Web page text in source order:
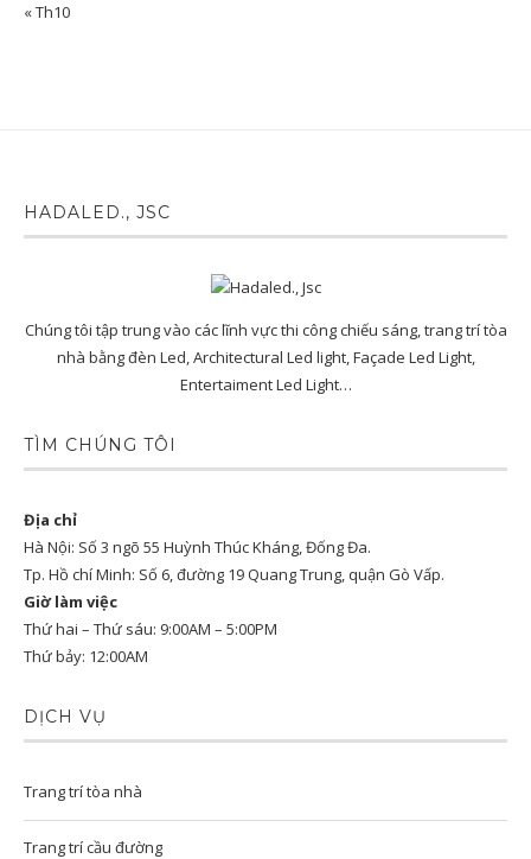
« Th10
HADALED., JSC
Chúng tôi tập trung vào các lĩnh vực thi công chiếu sáng, trang trí tòa
nhà bằng đèn Led, Architectural Led light, Façade Led Light,
Entertaiment Led Light…
TÌM CHÚNG TÔI
Địa chỉ
Hà Nội: Số 3 ngõ 55 Huỳnh Thúc Kháng, Đống Đa.
Tp. Hồ chí Minh: Số 6, đường 19 Quang Trung, quận Gò Vấp.
Giờ làm việc
Thứ hai – Thứ sáu: 9:00AM – 5:00PM
Thứ bảy: 12:00AM
DỊCH VỤ
Trang trí tòa nhà
Trang trí cầu đường